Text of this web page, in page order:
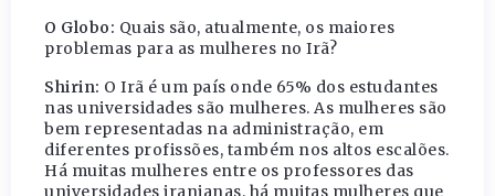
O Globo: Quais são, atualmente, os maiores
problemas para as mulheres no Irã?
Shirin: O Irã é um país onde 65% dos estudantes
nas universidades são mulheres. As mulheres são
bem representadas na administração, em
diferentes profissões, também nos altos escalões.
Há muitas mulheres entre os professores das
universidades iranianas, há muitas mulheres que